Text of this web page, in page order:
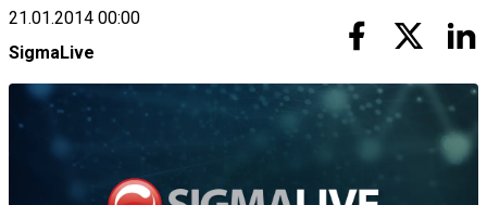
21.01.2014 00:00
SigmaLive